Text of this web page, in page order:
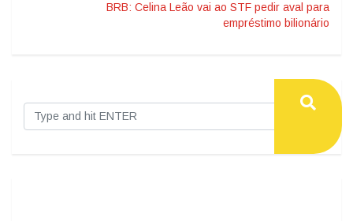
BRB: Celina Leão vai ao STF pedir aval para
empréstimo bilionário